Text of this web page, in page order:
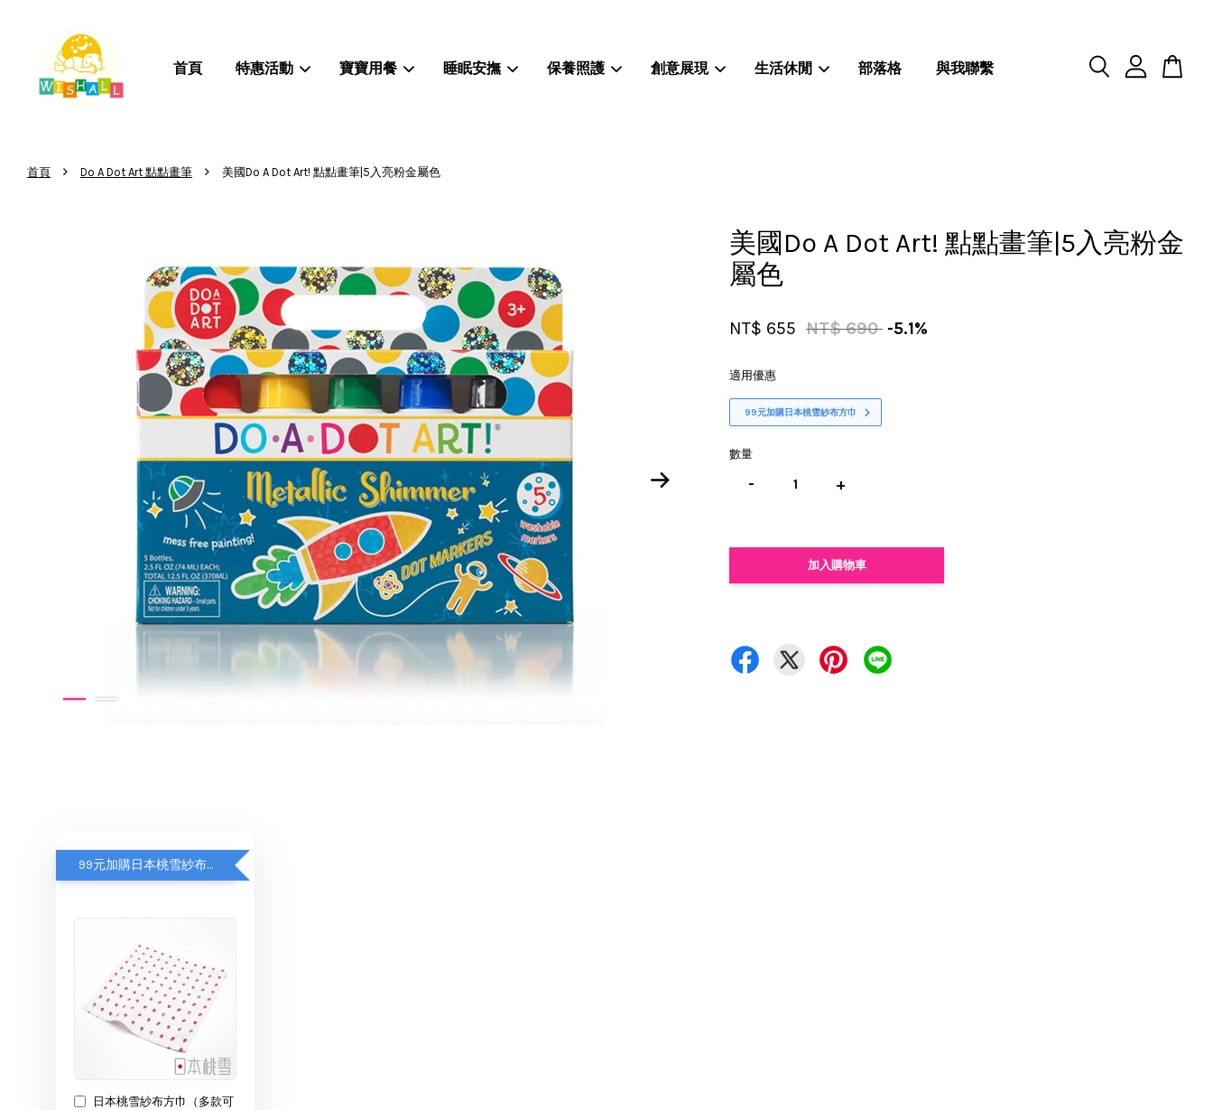
首頁 特惠活動 寶寶用餐 睡眠安撫 保養照護 創意展現 生活休閒 部落格 與我聯繫
首頁 › Do A Dot Art 點點畫筆 › 美國Do A Dot Art! 點點畫筆|5入亮粉金屬色
美國Do A Dot Art! 點點畫筆|5入亮粉金
屬色
NT$ 655 NT$ 690 -5.1%
適用優惠
99元加購日本桃雪紗布方巾
數量
- +
加入購物車
99元加購日本桃雪紗布方巾
日本桃雪紗布方巾（多款可